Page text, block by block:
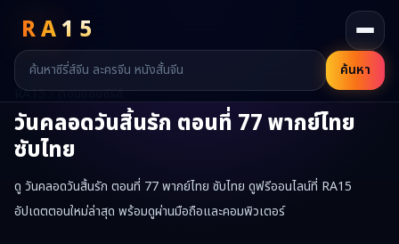
RA15
ค้นหา
RA15 / ตอนของซีรี่ส์
วันคลอดวันสิ้นรัก ตอนที่ 77พากย์ไทย
ซับไทย
ดู วันคลอดวันสิ้นรัก ตอนที่ 77 พากย์ไทย ซับไทย ดูฟรีออนไลน์ที่ RA15
อัปเดตตอนใหม่ล่าสุด พร้อมดูผ่านมือถือและคอมพิวเตอร์